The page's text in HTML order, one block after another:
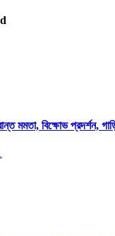
মমতা, বিক্ষোভ প্রদর্শন,